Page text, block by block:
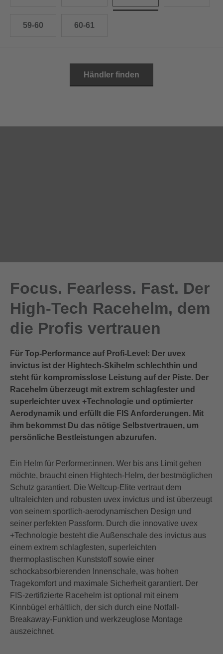
59-60 60-61
Händler finden
Focus. Fearless. Fast. Der
High-Tech Racehelm, dem
die Profis vertrauen
Für Top-Performance auf Profi-Level: Der uvex
invictus ist der Hightech-Skihelm schlechthin und
steht für kompromisslose Leistung auf der Piste. Der
Racehelm überzeugt mit extrem schlagfester und
superleichter uvex +Technologie und optimierter
Aerodynamik und erfüllt die FIS Anforderungen. Mit
ihm bekommst Du das nötige Selbstvertrauen, um
persönliche Bestleistungen abzurufen.
Ein Helm für Performer:innen. Wer bis ans Limit gehen
möchte, braucht einen Hightech-Helm, der bestmöglichen
Schutz garantiert. Die Weltcup-Elite vertraut dem
ultraleichten und robusten uvex invictus und ist überzeugt
von seinem sportlich-aerodynamischen Design und
seiner perfekten Passform. Durch die innovative uvex
+Technologie besteht die Außenschale des invictus aus
einem extrem schlagfesten, superleichten
thermoplastischen Kunststoff sowie einer
schockabsorbierenden Innenschale, was hohen
Tragekomfort und maximale Sicherheit garantiert. Der
FIS-zertifizierte Racehelm ist optional mit einem
Kinnbügel erhältlich, der sich durch eine Notfall-
Breakaway-Funktion und werkzeuglose Montage
auszeichnet.